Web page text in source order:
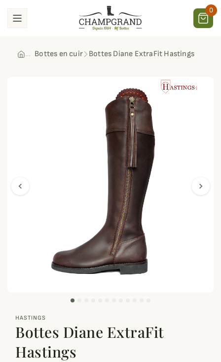
0
Bottes en cuir Bottes Diane ExtraFit Hastings
chevron_left chevron_right
HASTINGS
Bottes Diane ExtraFit
Hastings